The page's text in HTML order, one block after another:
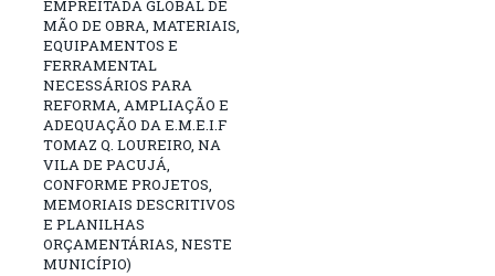
EMPREITADA GLOBAL DE
MÃO DE OBRA, MATERIAIS,
EQUIPAMENTOS E
FERRAMENTAL
NECESSÁRIOS PARA
REFORMA, AMPLIAÇÃO E
ADEQUAÇÃO DA E.M.E.I.F
TOMAZ Q. LOUREIRO, NA
VILA DE PACUJÁ,
CONFORME PROJETOS,
MEMORIAIS DESCRITIVOS
E PLANILHAS
ORÇAMENTÁRIAS, NESTE
MUNICÍPIO)